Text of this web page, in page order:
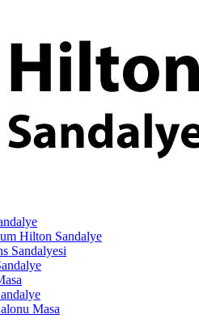
Hilton Sandalye
Sandalyesi
Masa